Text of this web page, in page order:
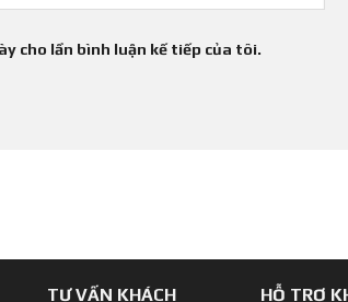
cho lần bình luận kế tiếp của tôi.
TƯ VẤN KHÁCH HỖ TRỢ